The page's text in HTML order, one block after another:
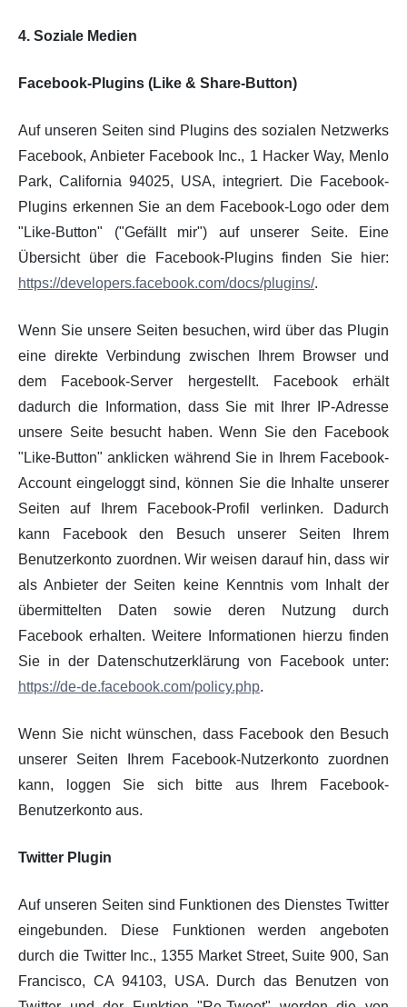
4. Soziale Medien
Facebook-Plugins (Like & Share-Button)
Auf unseren Seiten sind Plugins des sozialen Netzwerks
Facebook, Anbieter Facebook Inc., 1 Hacker Way, Menlo
Park, California 94025, USA, integriert. Die Facebook-
Plugins erkennen Sie an dem Facebook-Logo oder dem
"Like-Button" ("Gefällt mir") auf unserer Seite. Eine
Übersicht über die Facebook-Plugins finden Sie hier:
https://developers.facebook.com/docs/plugins/.
Wenn Sie unsere Seiten besuchen, wird über das Plugin
eine direkte Verbindung zwischen Ihrem Browser und
dem Facebook-Server hergestellt. Facebook erhält
dadurch die Information, dass Sie mit Ihrer IP-Adresse
unsere Seite besucht haben. Wenn Sie den Facebook
"Like-Button" anklicken während Sie in Ihrem Facebook-
Account eingeloggt sind, können Sie die Inhalte unserer
Seiten auf Ihrem Facebook-Profil verlinken. Dadurch
kann Facebook den Besuch unserer Seiten Ihrem
Benutzerkonto zuordnen. Wir weisen darauf hin, dass wir
als Anbieter der Seiten keine Kenntnis vom Inhalt der
übermittelten Daten sowie deren Nutzung durch
Facebook erhalten. Weitere Informationen hierzu finden
Sie in der Datenschutzerklärung von Facebook unter:
https://de-de.facebook.com/policy.php.
Wenn Sie nicht wünschen, dass Facebook den Besuch
unserer Seiten Ihrem Facebook-Nutzerkonto zuordnen
kann, loggen Sie sich bitte aus Ihrem Facebook-
Benutzerkonto aus.
Twitter Plugin
Auf unseren Seiten sind Funktionen des Dienstes Twitter
eingebunden. Diese Funktionen werden angeboten
durch die Twitter Inc., 1355 Market Street, Suite 900, San
Francisco, CA 94103, USA. Durch das Benutzen von